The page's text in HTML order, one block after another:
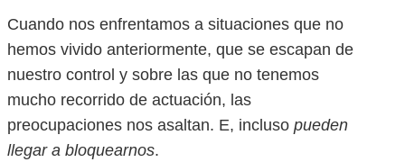
Cuando nos enfrentamos a situaciones que no
hemos vivido anteriormente, que se escapan de
nuestro control y sobre las que no tenemos
mucho recorrido de actuación, las
preocupaciones nos asaltan. E, incluso pueden
llegar a bloquearnos.